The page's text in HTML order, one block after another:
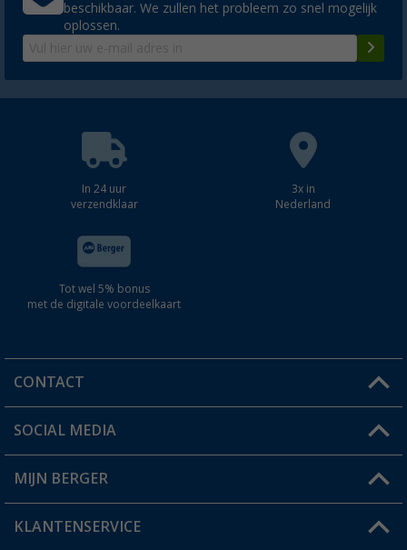
beschikbaar. We zullen het probleem zo snel mogelijk
oplossen.
In 24 uur
verzendklaar
3x in
Nederland
Tot wel 5% bonus
met de digitale voordeelkaart
CONTACT
Een vraag?
Winkel vinden
SOCIAL MEDIA
MIJN BERGER
Mijn account
KLANTENSERVICE